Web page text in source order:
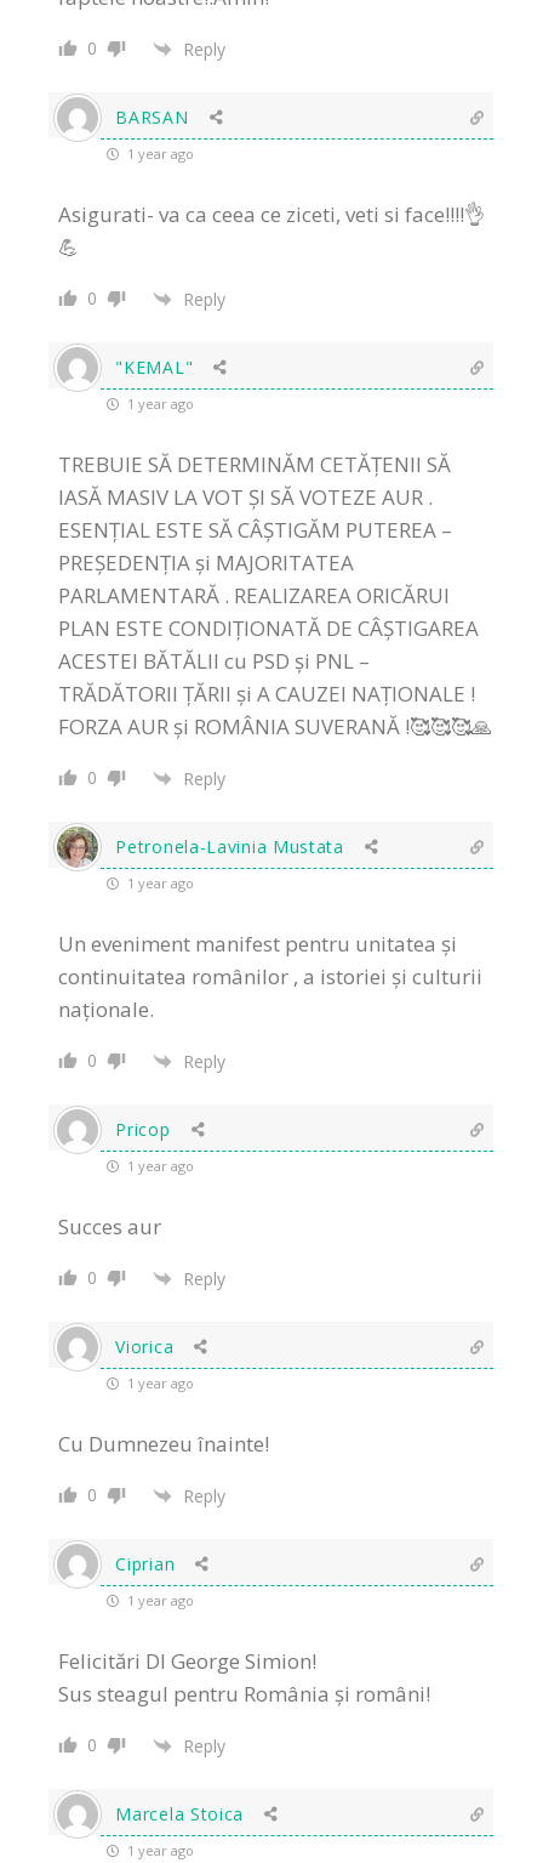
0 Reply
BARSAN
1 year ago
Asigurati- va ca ceea ce ziceti, veti si face!!!!👌
💪
0 Reply
"KEMAL"
1 year ago
TREBUIE SĂ DETERMINĂM CETĂȚENII SĂ
IASĂ MASIV LA VOT ȘI SĂ VOTEZE AUR .
ESENȚIAL ESTE SĂ CÂȘTIGĂM PUTEREA –
PREȘEDENȚIA și MAJORITATEA
PARLAMENTARĂ . REALIZAREA ORICĂRUI
PLAN ESTE CONDIȚIONATĂ DE CÂȘTIGAREA
ACESTEI BĂTĂLII cu PSD și PNL –
TRĂDĂTORII ȚĂRII și A CAUZEI NAȚIONALE !
FORZA AUR și ROMÂNIA SUVERANĂ !🥰🥰🥰🙏
0 Reply
Petronela-Lavinia Mustata
1 year ago
Un eveniment manifest pentru unitatea și
continuitatea românilor , a istoriei și culturii
naționale.
0 Reply
Pricop
1 year ago
Succes aur
0 Reply
Viorica
1 year ago
Cu Dumnezeu înainte!
0 Reply
Ciprian
1 year ago
Felicitări Dl George Simion!
Sus steagul pentru România și români!
0 Reply
Marcela Stoica
1 year ago